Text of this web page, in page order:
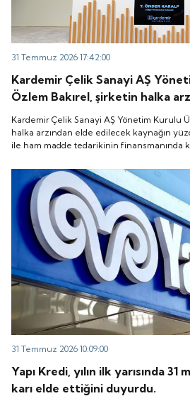
31 Temmuz 2026 17:42:00
Kardemir Çelik Sanayi AŞ
Özlem Bakırel, şirketin halka
kaynağın yüzde 90'ını işletme
madde tedarikinin
belirtti.
Kardemir Çelik Sanayi AŞ Yönetim Kurulu
halka arzından elde edilecek kaynağın
ile ham madde tedarikinin finansmanında
31 Temmuz 2026 10:09:00
Yapı Kredi, yılın ilk yarısında
karı elde ettiğini duyurdu.